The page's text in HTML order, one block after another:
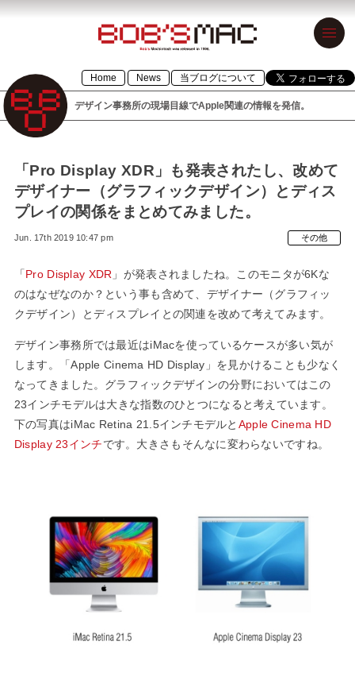
BOB’S MAC
ボブズマック
デザイン事務
でApple関連の
情報を発信。
1996年設立の
MACINTOSH」
が令和元年に
「BOB’S
MAC」として
復活！
Home News 当ブログについて
デザイン事務所の現場目線でApple関連の情報を発信。
「Pro Display XDR」も発表されたし、改めて
デザイナー（グラフィックデザイン）とディス
プレイの関係をまとめてみました。
Jun. 17th 2019 10:47 pm その他
「Pro Display XDR 」が発表されましたね。このモニタが6Kな
のはなぜなのか？という事も含めて、デザイナー（グラフィッ
クデザイン）とディスプレイとの関連を改めて考えてみます。
デザイン事務所では最近はiMacを使っているケースが多い気が
します。「Apple Cinema HD Display」を見かけることも少なく
なってきました。グラフィックデザインの分野においてはこの
23インチモデルは大きな指数のひとつになると考えています。
下の写真はiMac Retina 21.5インチモデルと Apple Cinema HD
Display 23インチです。大きさもそんなに変わらないですね。